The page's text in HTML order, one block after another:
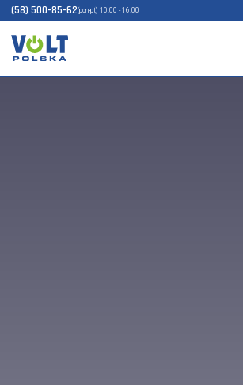
(58) 500-85-62(pon-pt) 10:00 - 16:00